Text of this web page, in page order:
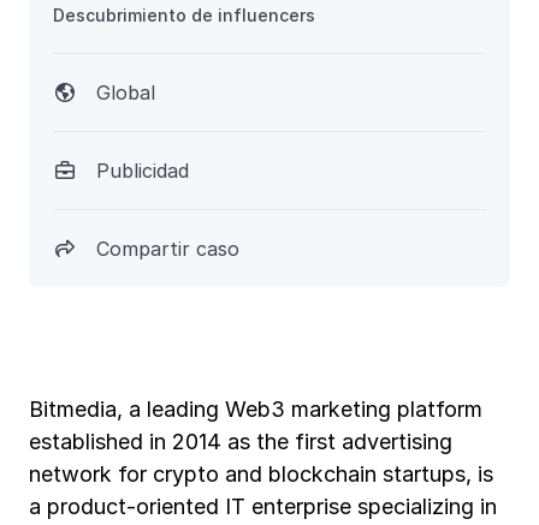
Descubrimiento de influencers
 Global
 Publicidad
 Compartir caso
Bitmedia, a leading Web3 marketing platform
established in 2014 as the first advertising
network for crypto and blockchain startups, is
a product-oriented IT enterprise specializing in